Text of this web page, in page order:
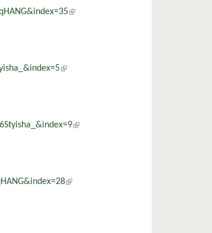
(külső hivatkozás)
(külső hivatkozás)
(külső hivatkozás)
(külső hivatkozás)